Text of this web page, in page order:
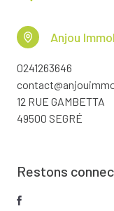
Anjou
0241263646
12 RUE GAMBETTA
49500 SEGRÉ
Restons